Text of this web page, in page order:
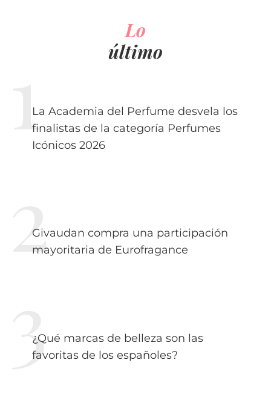
Lo
último
La Academia del Perfume desvela los
finalistas de la categoría Perfumes
Icónicos 2026
Givaudan compra una participación
mayoritaria de Eurofragance
¿Qué marcas de belleza son las
favoritas de los españoles?